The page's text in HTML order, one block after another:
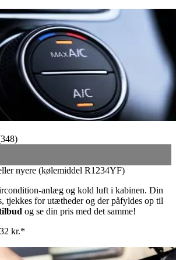
348)
nyere (kølemiddel R1234YF)
anlæg og kold luft i kabinen. Din
tjekkes for utætheder og der påfyldes op til
og se din pris med det samme!
kr.*